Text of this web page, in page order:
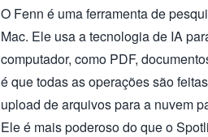
O Fenn é uma ferramenta de
Mac. Ele usa a tecnologia de IA
computador, como PDF,
é que todas as operações são
upload de arquivos para a nuvem
Ele é mais poderoso do que o